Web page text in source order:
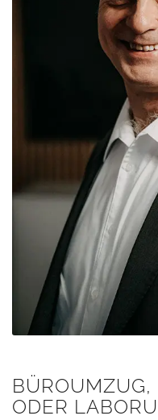
BÜROUMZUG,
ODER